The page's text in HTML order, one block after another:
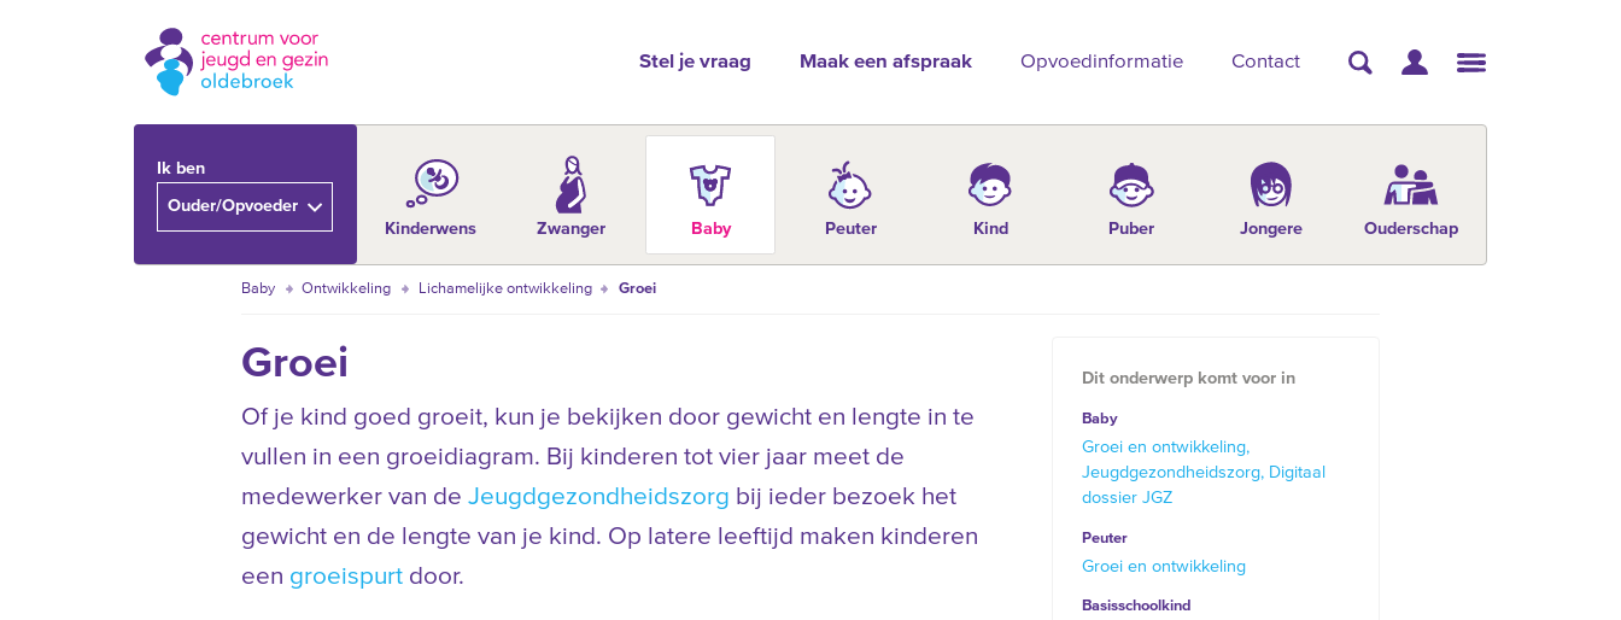
Stel je vraag Maak een afspraak Opvoedinformatie Contact
Ik ben
Ouder/Opvoeder
Kinderwens
Zwanger Baby Peuter Kind Puber Jongere Ouderschap
Baby Ontwikkeling Lichamelijke ontwikkeling Groei
Groei
Of je kind goed groeit, kun je bekijken door gewicht en lengte in te
vullen in een groeidiagram. Bij kinderen tot vier jaar meet de
medewerker van de Jeugdgezondheidszorg bij ieder bezoek het
gewicht en de lengte van je kind. Op latere leeftijd maken kinderen
een groeispurt door.
Dit onderwerp komt voor in
Baby
Groei en ontwikkeling
Jeugdgezondheidszorg
Digitaal
dossier JGZ
Peuter
Groei en ontwikkeling
Basisschoolkind